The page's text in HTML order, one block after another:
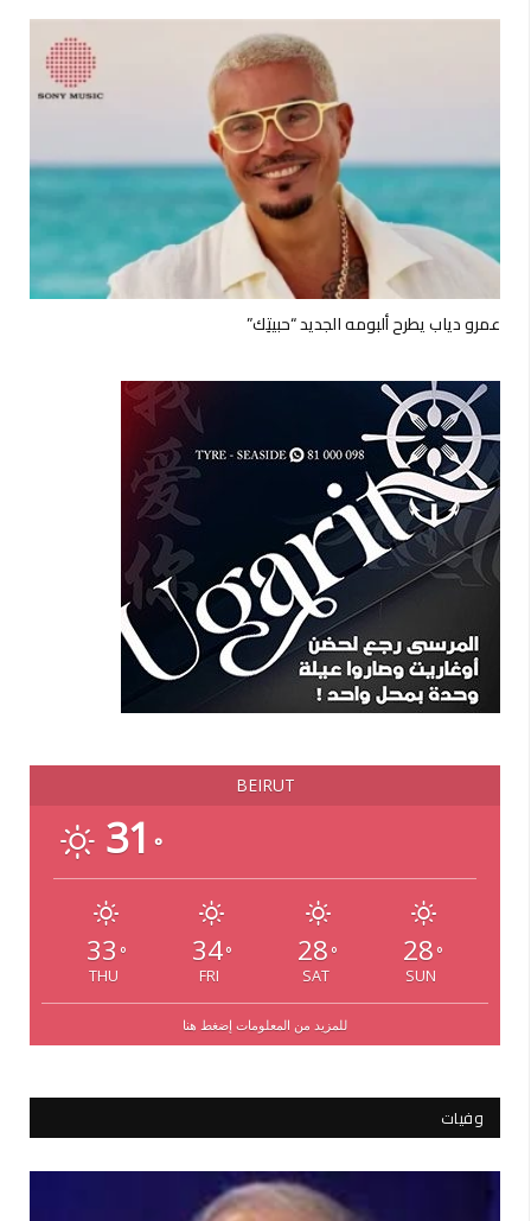
عمرو دياب يطرح ألبومه الجديد “حبيتِك”
BEIRUT
31 °
33 °
THU
34°
FRI
28 °
SAT
28 °
SUN
للمزيد من المعلومات إضغط هنا
وفيات